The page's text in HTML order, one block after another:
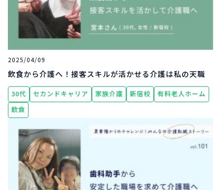
2025/04/09
飲食から介護へ！接客スキルが活かせる介護は私の天職
30代 セカンドキャリア 家族介護 新宿校
有料老人ホーム
飲食